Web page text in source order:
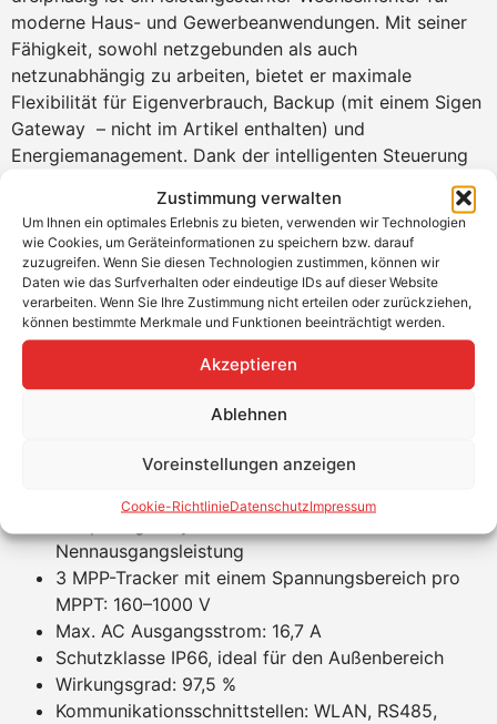
Zustimmung verwalten
Um Ihnen ein optimales Erlebnis zu bieten, verwenden wir Technologien
wie Cookies, um Geräteinformationen zu speichern bzw. darauf
zuzugreifen. Wenn Sie diesen Technologien zustimmen, können wir
Daten wie das Surfverhalten oder eindeutige IDs auf dieser Website
verarbeiten. Wenn Sie Ihre Zustimmung nicht erteilen oder zurückziehen,
können bestimmte Merkmale und Funktionen beeinträchtigt werden.
Akzeptieren
Ablehnen
Voreinstellungen anzeigen
Cookie-RichtlinieDatenschutzImpressum
moderne Haus- und Gewerbeanwendungen. Mit seiner
Fähigkeit, sowohl netzgebunden als auch
netzunabhängig zu arbeiten, bietet er maximale
Flexibilität für Eigenverbrauch, Backup (mit einem Sigen
Gateway – nicht im Artikel enthalten) und
Energiemanagement. Dank der intelligenten Steuerung
über die mySigen App, einem hohen Wirkungsgrad und
robuster Bauweise ist das System besonders für
anspruchsvolle Photovoltaik-Installationen geeignet. Der
Sigen Energy Controller zeichnet sich durch seine Multi-
Source-Schwarzstartfähigkeit, IP66-Schutzklasse und
eine integrierte Sicherheitsarchitektur aus – ideal für
Installationen, bei denen Betriebssicherheit und Effizienz
im Vordergrund stehen.
Bitte beachte: Kein Verkauf an gewerbliche
Produkteigenschaften
Nennausgangsleistung
3 MPP-Tracker mit einem Spannungsbereich pro
MPPT: 160–1000 V
Max. AC Ausgangsstrom: 16,7 A
Schutzklasse IP66, ideal für den Außenbereich
Wirkungsgrad: 97,5 %
Kommunikationsschnittstellen: WLAN, RS485,